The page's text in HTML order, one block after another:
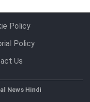
Policy
Policy
Us
News Hindi